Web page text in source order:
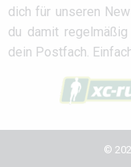
dich für unseren
du damit
dein Postfach.
©